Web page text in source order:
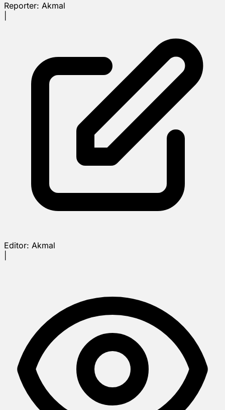
Reporter: Akmal
Editor: Akmal